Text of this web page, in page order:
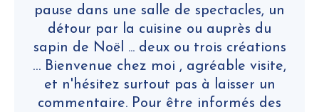
pause dans une salle de spectacles, un
détour par la cuisine ou auprès du
sapin de Noël ... deux ou trois créations
… Bienvenue chez moi , agréable visite,
et n'hésitez surtout pas à laisser un
commentaire. Pour être informés des